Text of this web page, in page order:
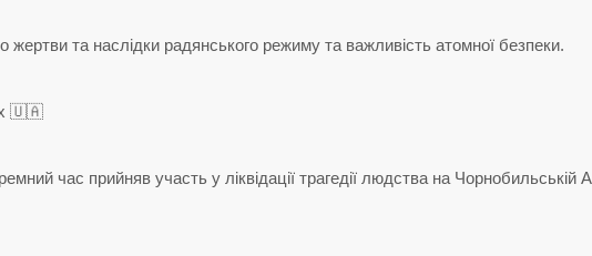
жертви та наслідки радянського режиму та важливість атомної безпеки.
🇺🇦
час прийняв участь у ліквідації трагедії людства на Чорнобильській